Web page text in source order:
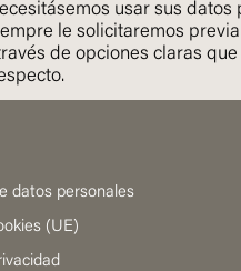
usar sus datos
le solicitaremos
de opciones claras
datos personales
(UE)